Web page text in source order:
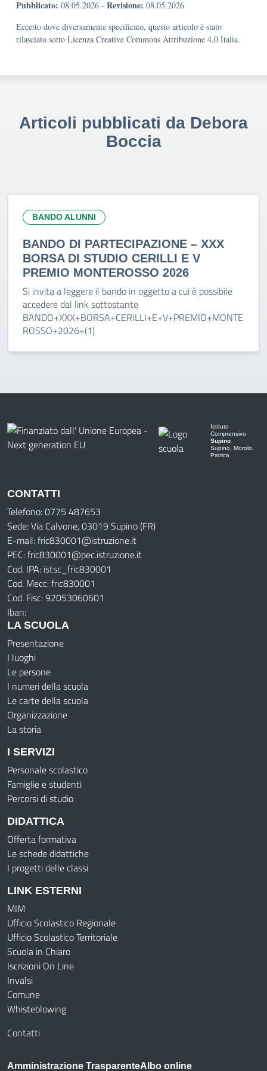
Pubblicato: 08.05.2026 - Revisione: 08.05.2026
Eccetto dove diversamente specificato, questo articolo è stato
rilasciato sotto Licenza Creative Commons Attribuzione 4.0 Italia.
Articoli pubblicati da Debora
Boccia
BANDO ALUNNI
BANDO DI PARTECIPAZIONE – XXX
BORSA DI STUDIO CERILLI E V
PREMIO MONTEROSSO 2026
Si invita a leggere il bando in oggetto a cui è possibile
accedere dal link sottostante
BANDO+XXX+BORSA+CERILLI+E+V+PREMIO+MONTE
ROSSO+2026+(1)
Istituto
Comprensivo
Supino
Supino, Morolo,
Patrica
CONTATTI
Telefono: 0775 487653
Sede: Via Calvone, 03019 Supino (FR)
E-mail: fric830001@istruzione.it
PEC: fric830001@pec.istruzione.it
Cod. IPA: istsc_fric830001
Cod. Mecc: fric830001
Cod. Fisc: 92053060601
Iban:
LA SCUOLA
Presentazione
I luoghi
Le persone
I numeri della scuola
Le carte della scuola
Organizzazione
La storia
I SERVIZI
Personale scolastico
Famiglie e studenti
Percorsi di studio
DIDATTICA
Offerta formativa
Le schede didattiche
I progetti delle classi
LINK ESTERNI
MIM
Ufficio Scolastico Regionale
Ufficio Scolastico Territoriale
Scuola in Chiaro
Iscrizioni On Line
Invalsi
Comune
Whisteblowing
Contatti
Amministrazione TrasparenteAlbo online